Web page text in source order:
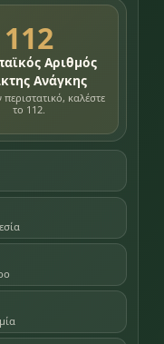
112
Αριθμός
Ανάγκης
περιστατικό, καλέστε
το 112.